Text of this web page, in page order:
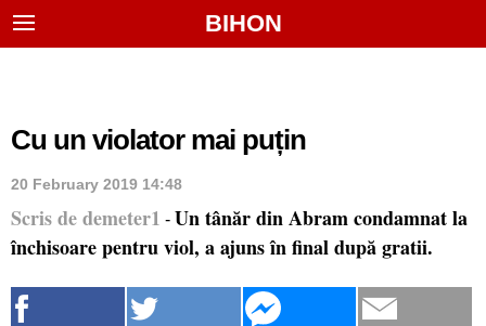
BIHON
Cu un violator mai puțin
20 February 2019 14:48
Scris de demeter1 - Un tânăr din Abram condamnat la
închisoare pentru viol, a ajuns în final după gratii.